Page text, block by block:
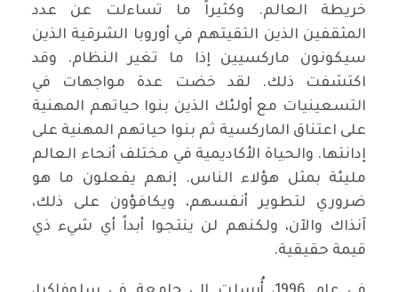
خريطة العالم. وكثيراً ما تساءلت عن عدد
المثقفين الذين التقيتهم في أوروبا الشرقية الذين
سيكونون ماركسيين إذا ما تغير النظام. وقد
اكتشفت ذلك. لقد خضت عدة مواجهات في
التسعينيات مع أولئك الذين بنوا حياتهم المهنية
على اعتناق الماركسية ثم بنوا حياتهم المهنية على
إدانتها. والحياة الأكاديمية في مختلف أنحاء العالم
مليئة بمثل هؤلاء الناس. إنهم يفعلون ما هو
ضروري لتطوير أنفسهم، ويكافؤون على ذلك،
آنذاك والآن، ولكنهم لن ينتجوا أبداً أي شيء ذي
قيمة حقيقية.